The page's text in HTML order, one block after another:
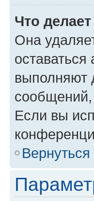
Что
Она
выполняют
сообщений,
Если вы